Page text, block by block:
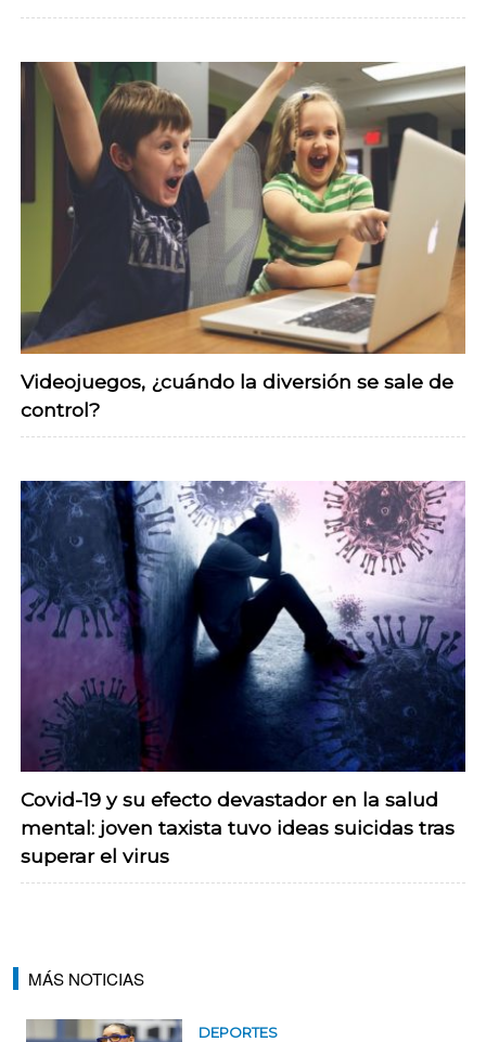
Videojuegos, ¿cuándo la diversión se sale de
control?
Covid-19 y su efecto devastador en la salud
mental: joven taxista tuvo ideas suicidas tras
superar el virus
MÁS NOTICIAS
DEPORTES